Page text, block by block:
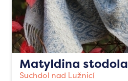
Matyldina stodola
Suchdol nad Lužnicí